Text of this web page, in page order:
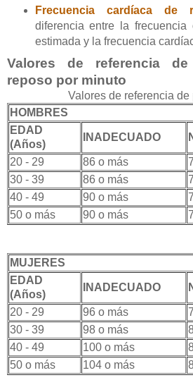
Frecuencia cardíaca de
diferencia entre la frecuencia
estimada y la frecuencia
Valores de referencia
reposo por minuto
Valores de referencia
HOMBRES
EDAD
(Años)
INADECUADO
20 - 29 86 o más
30 - 39
86 o más
40 - 49
90 o más
50 o más
90 o más
MUJERES
EDAD
(Años)
INADECUADO
20 - 29 96 o más
30 - 39
98 o más
40 - 49
100 o más
50 o más
104 o más